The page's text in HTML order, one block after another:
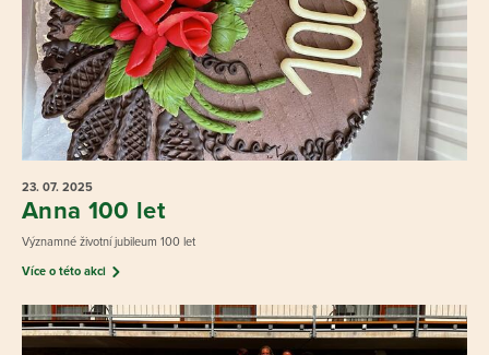
23. 07. 2025
Anna 100 let
Významné životní jubileum 100 let
Více o této akci